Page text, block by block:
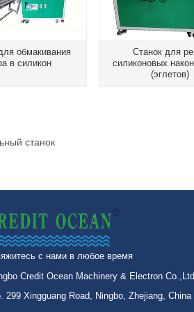
обмакивания
в силикон
Станок для
силиконовых
(эглетов)
станок
с нами в любое время
Credit Ocean Machinery & Electron Co.,Ltd.
299 Xingguang Road, Ningbo, Zhejiang, China